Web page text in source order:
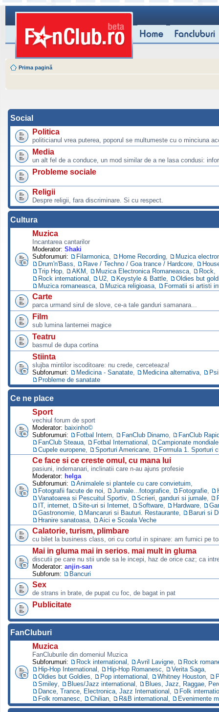
Prima pagină
Social
Politica
politicianul vrea puterea, poporul se multumeste cu o minciuna
Media
un alt fel de a conduce, un mod similar de a ne lasa condusi:
Probleme sociale
Religii
Despre religii, fara discriminare. Si cu respect.
Cultura
Muzica
Incantarea cantarilor
Moderator: Shaki
Subforumuri:
Filarmonica Home Recording
Muzica
Drum'n'Bass
Rave / Techno / Goa trance / Hardcore
Trip Hop
AKM Muzica Electronica Romaneasca Rock
Rock international
U2 Keystyle & Battle
Oldies but
Muzica romaneasca
Muzica religioasa Formatii si artisti
Carte
parca urmand sirul de slove, ce-a tale ganduri samanara...
Film
sub lumina lanternei magice
Teatru
basmul de dupa cortina
Stiinta
slujba mintilor iscoditoare: nu crede, cerceteaza!
Subforumuri:
Medicina - Sanatate Medicina alternativa
Probleme de sanatate
Ce ne place
Sport
vechiul forum de sport
Moderator: baixinho©
Subforumuri:
Fotbal Intern FanClub Dinamo
FanClub
FanClub Steaua
Fotbal International
Campionate
Cupele europene
Sporturi Americane Formula 1. Sporturi
Ce face si ce creste omul, cu mana lui
pasiuni, indemanari, inclinatii care n-au ajuns profesie
Moderator: helga
Subforumuri:
Animalele si plantele cu care convietuim
Fotografii facute de noi
Jurnale...fotografice Fotografie
Vanatoarea si Pescuitul Sportiv
Scrieri, ganduri si jurnale
IT, internet
Site-uri si Internet Software Hardware
Gastronomie
Mancaruri si Bauturi. Restaurante
Baruri si
Hranire sanatoasa
Aici e Scoala Veche
Calatorie, turism, plimbare
cu bilet la business class, ori cu cortul in spinare: am furnici pe
Mai in gluma mai in serios. mai mult in gluma
discutii pe care nu stii unde sa le incepi, haz de orice caz; ca
Moderator: anjin-san
Subforum:
Bancuri
Sex
de strans in brate, de pupat cu foc, de bagat in pat
Publicitate
FanCluburi
Muzica
FanCluburile din domeniul Muzica
Subforumuri:
Rock international Avril Lavigne
Rock
Hip-Hop International
Hip-Hop Romanesc Verita Saga
Oldies but Goldies
Pop international Whitney Houston
Smiley
Blues/Jazz international
Blues, Jazz, Raggae,
Dance, Trance, Electronica, Jazz International
Folk
Folk romanesc
Chilian R&B international Evenimente